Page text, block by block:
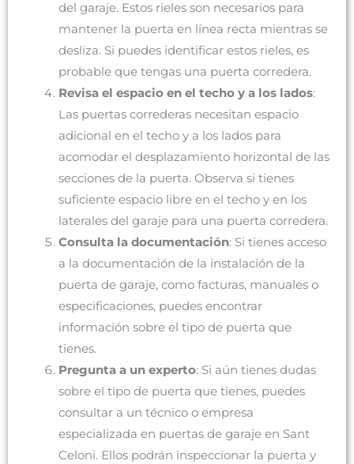
del garaje. Estos rieles son necesarios para
mantener la puerta en línea recta mientras se
desliza. Si puedes identificar estos rieles, es
probable que tengas una puerta corredera.
Revisa el espacio en el techo y a los lados:
Las puertas correderas necesitan espacio
adicional en el techo y a los lados para
acomodar el desplazamiento horizontal de las
secciones de la puerta. Observa si tienes
suficiente espacio libre en el techo y en los
laterales del garaje para una puerta corredera.
Consulta la documentación: Si tienes acceso
a la documentación de la instalación de la
puerta de garaje, como facturas, manuales o
especificaciones, puedes encontrar
información sobre el tipo de puerta que
tienes.
Pregunta a un experto: Si aún tienes dudas
sobre el tipo de puerta que tienes, puedes
consultar a un técnico o empresa
especializada en puertas de garaje en Sant
Celoni. Ellos podrán inspeccionar la puerta y